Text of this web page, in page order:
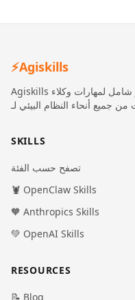
⚡Agiskills
Agiskills هو مركز شامل لمهارات وكلاء AI، يجمع أفضل الأدوات
SKILLS
تصفح حسب الفئة
🦞 OpenClaw Skills
🧡 Anthropics Skills
💚 OpenAI Skills
RESOURCES
📝 Blog